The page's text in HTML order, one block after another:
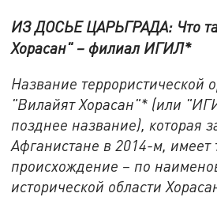
ИЗ ДОСЬЕ ЦАРЬГРАДА: Что
Хорасан" – филиал ИГИЛ*
Название террористической
"Вилайят Хорасан"* (или
позднее название), которая
Афганистане в 2014-м, имеет
происхождение – по
исторической области